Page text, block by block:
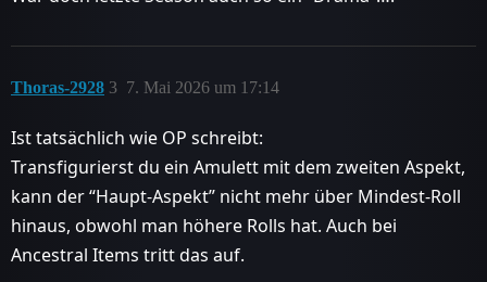
Thoras-2928 7. Mai 2026 um 17:14
3
Ist tatsächlich wie OP schreibt:
Transfigurierst du ein Amulett mit dem zweiten Aspekt,
kann der “Haupt-Aspekt” nicht mehr über Mindest-Roll
hinaus, obwohl man höhere Rolls hat. Auch bei
Ancestral Items tritt das auf.